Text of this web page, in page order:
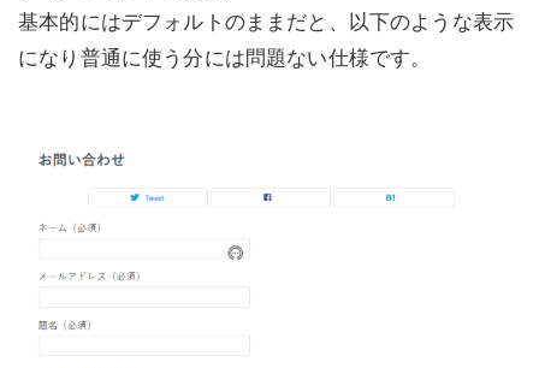
基本的にはデフォルトのままだと、以下のような表示
になり普通に使う分には問題ない仕様です。